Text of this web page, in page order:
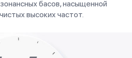
басов, насыщенной
высоких частот.